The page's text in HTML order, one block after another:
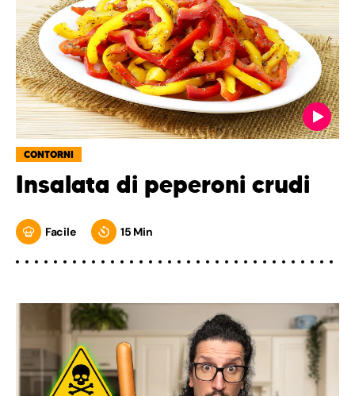
CONTORNI
Insalata di peperoni crudi
Facile 15 Min